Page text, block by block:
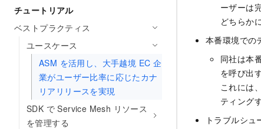
チュートリアル
ベストプラクティス
ユースケース
ASM を活用し、大手越境 EC 企
業がユーザー比率に応じたカナ
リアリリースを実現
SDK で Service Mesh リソース
を管理する
ーザーは
どちらか
本番環境での
同社は本
を呼び出
これには
ティング
トラブルシュ